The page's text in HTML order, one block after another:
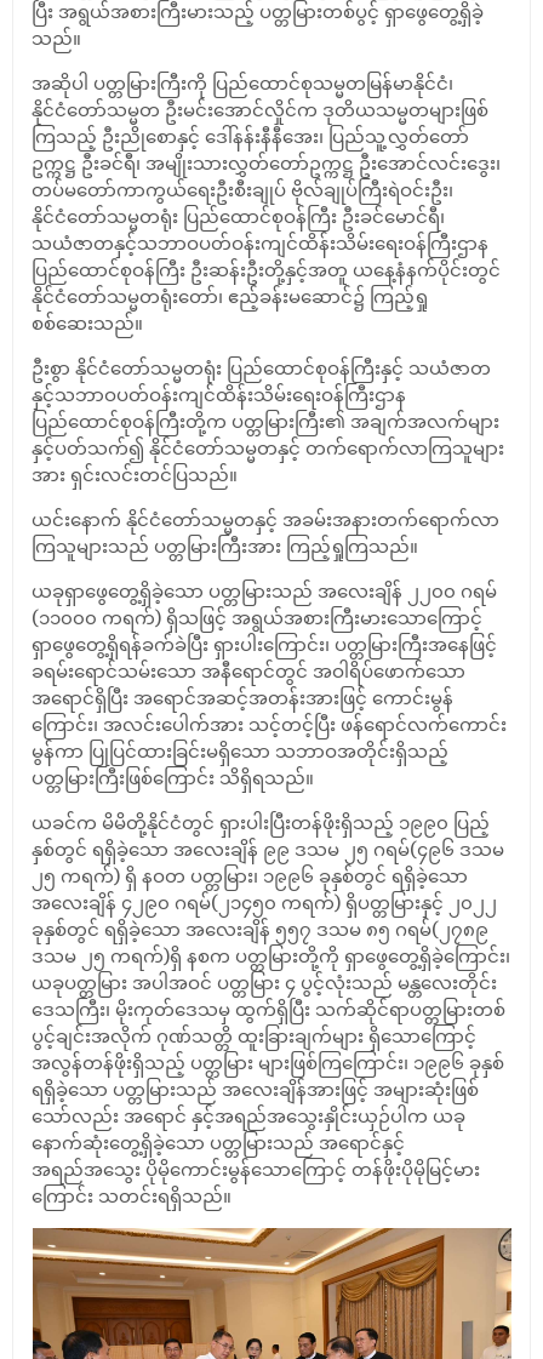
ပြီး အရွယ်အစားကြီးမားသည့် ပတ္တမြားတစ်ပွင့် ရှာဖွေတွေ့ရှိခဲ့
သည်။
အဆိုပါ ပတ္တမြားကြီးကို ပြည်ထောင်စုသမ္မတမြန်မာနိုင်ငံ၊
နိုင်ငံတော်သမ္မတ ဦးမင်းအောင်လှိုင်က ဒုတိယသမ္မတများဖြစ်
ကြသည့် ဦးညိုစောနှင့် ဒေါ်နန်းနီနီအေး၊ ပြည်သူ့လွှတ်တော်
ဥက္ကဋ္ဌ ဦးခင်ရီ၊ အမျိုးသားလွှတ်တော်ဥက္ကဋ္ဌ ဦးအောင်လင်းဒွေး၊
တပ်မတော်ကာကွယ်ရေးဦးစီးချုပ် ဗိုလ်ချုပ်ကြီးရဲဝင်းဦး၊
နိုင်ငံတော်သမ္မတရုံး ပြည်ထောင်စုဝန်ကြီး ဦးခင်မောင်ရီ၊
သယံဇာတနှင့်သဘာဝပတ်ဝန်းကျင်ထိန်းသိမ်းရေးဝန်ကြီးဌာန
ပြည်ထောင်စုဝန်ကြီး ဦးဆန်းဦးတို့နှင့်အတူ ယနေ့နံနက်ပိုင်းတွင်
နိုင်ငံတော်သမ္မတရုံးတော်၊ ဧည့်ခန်းမဆောင်၌ ကြည့်ရှု
စစ်ဆေးသည်။
ဦးစွာ နိုင်ငံတော်သမ္မတရုံး ပြည်ထောင်စုဝန်ကြီးနှင့် သယံဇာတ
နှင့်သဘာဝပတ်ဝန်းကျင်ထိန်းသိမ်းရေးဝန်ကြီးဌာန
ပြည်ထောင်စုဝန်ကြီးတို့က ပတ္တမြားကြီး၏ အချက်အလက်များ
နှင့်ပတ်သက်၍ နိုင်ငံတော်သမ္မတနှင့် တက်ရောက်လာကြသူများ
အား ရှင်းလင်းတင်ပြသည်။
ယင်းနောက် နိုင်ငံတော်သမ္မတနှင့် အခမ်းအနားတက်ရောက်လာ
ကြသူများသည် ပတ္တမြားကြီးအား ကြည့်ရှုကြသည်။
ယခုရှာဖွေတွေ့ရှိခဲ့သော ပတ္တမြားသည် အလေးချိန် ၂၂၀၀ ဂရမ်
(၁၁၀၀၀ ကရက်) ရှိသဖြင့် အရွယ်အစားကြီးမားသောကြောင့်
ရှာဖွေတွေ့ရှိရန်ခက်ခဲပြီး ရှားပါးကြောင်း၊ ပတ္တမြားကြီးအနေဖြင့်
ခရမ်းရောင်သမ်းသော အနီရောင်တွင် အဝါရိပ်ဖောက်သော
အရောင်ရှိပြီး အရောင်အဆင့်အတန်းအားဖြင့် ကောင်းမွန်
ကြောင်း၊ အလင်းပေါက်အား သင့်တင့်ပြီး ဖန်ရောင်လက်ကောင်း
မွန်ကာ ပြုပြင်ထားခြင်းမရှိသော သဘာဝအတိုင်းရှိသည့်
ပတ္တမြားကြီးဖြစ်ကြောင်း သိရှိရသည်။
ယခင်က မိမိတို့နိုင်ငံတွင် ရှားပါးပြီးတန်ဖိုးရှိသည့် ၁၉၉၀ ပြည့်
နှစ်တွင် ရရှိခဲ့သော အလေးချိန် ၉၉ ဒသမ ၂၅ ဂရမ်(၄၉၆ ဒသမ
၂၅ ကရက်) ရှိ နဝတ ပတ္တမြား၊ ၁၉၉၆ ခုနှစ်တွင် ရရှိခဲ့သော
အလေးချိန် ၄၂၉၀ ဂရမ်(၂၁၄၅၀ ကရက်) ရှိပတ္တမြားနှင့် ၂၀၂၂
ခုနှစ်တွင် ရရှိခဲ့သော အလေးချိန် ၅၅၇ ဒသမ ၈၅ ဂရမ်(၂၇၈၉
ဒသမ ၂၅ ကရက်)ရှိ နစက ပတ္တမြားတို့ကို ရှာဖွေတွေ့ရှိခဲ့ကြောင်း၊
ယခုပတ္တမြား အပါအဝင် ပတ္တမြား ၄ ပွင့်လုံးသည် မန္တလေးတိုင်း
ဒေသကြီး၊ မိုးကုတ်ဒေသမှ ထွက်ရှိပြီး သက်ဆိုင်ရာပတ္တမြားတစ်
ပွင့်ချင်းအလိုက် ဂုဏ်သတ္တိ ထူးခြားချက်များ ရှိသောကြောင့်
အလွန်တန်ဖိုးရှိသည့် ပတ္တမြား များဖြစ်ကြကြောင်း၊ ၁၉၉၆ ခုနှစ်
ရရှိခဲ့သော ပတ္တမြားသည် အလေးချိန်အားဖြင့် အများဆုံးဖြစ်
သော်လည်း အရောင် နှင့်အရည်အသွေးနှိုင်းယှဉ်ပါက ယခု
နောက်ဆုံးတွေ့ရှိခဲ့သော ပတ္တမြားသည် အရောင်နှင့်
အရည်အသွေး ပိုမိုကောင်းမွန်သောကြောင့် တန်ဖိုးပိုမိုမြင့်မား
ကြောင်း သတင်းရရှိသည်။